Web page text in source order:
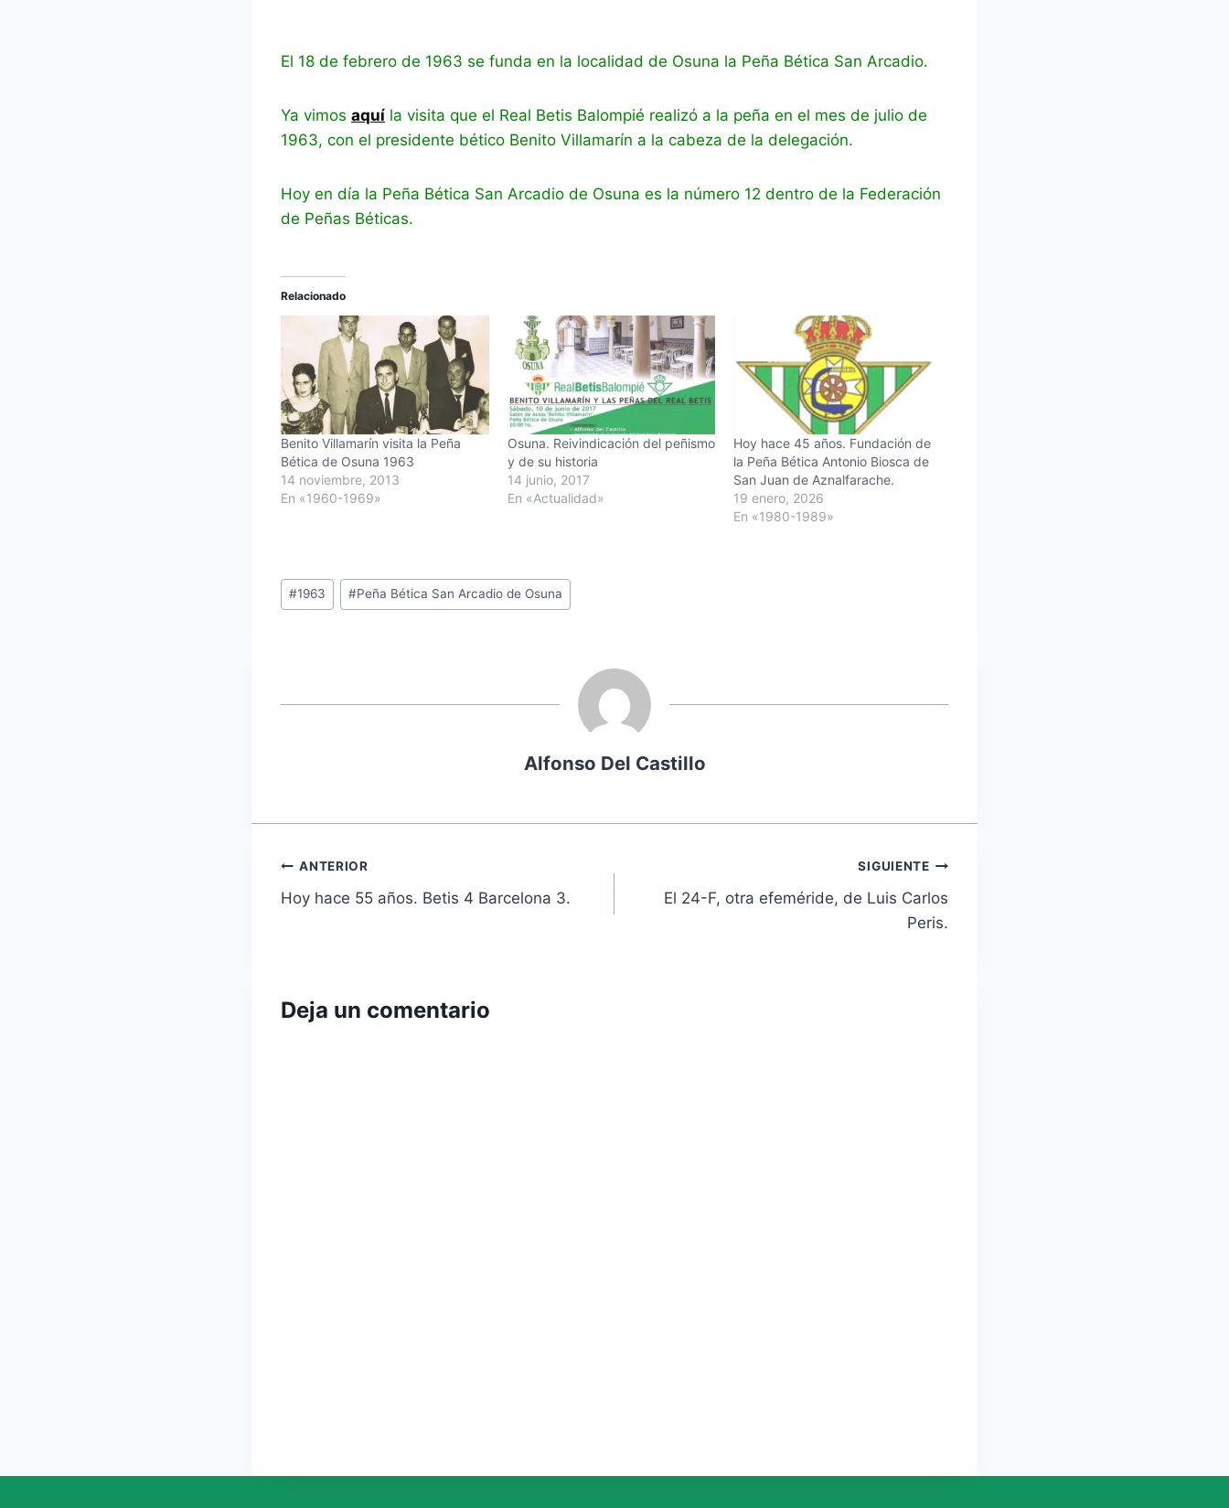
El 18 de febrero de 1963 se funda en la localidad de Osuna la Peña Bética San Arcadio.
Ya vimos aquí la visita que el Real Betis Balompié realizó a la peña en el mes de julio de
1963, con el presidente bético Benito Villamarín a la cabeza de la delegación.
Hoy en día la Peña Bética San Arcadio de Osuna es la número 12 dentro de la Federación
de Peñas Béticas.
Relacionado
Benito Villamarín visita la Peña
Bética de Osuna 1963
14 noviembre, 2013
En «1960-1969»
Osuna. Reivindicación del peñismo
y de su historia
14 junio, 2017
En «Actualidad»
Hoy hace 45 años. Fundación de
la Peña Bética Antonio Biosca de
San Juan de Aznalfarache.
19 enero, 2026
En «1980-1989»
Etiquetas
de
#1963 #Peña Bética San Arcadio de Osuna
Alfonso Del Castillo
Navegación
de
ANTERIOR
Hoy hace 55 años. Betis 4 Barcelona 3.
SIGUIENTE
El 24-F, otra efeméride, de Luis Carlos
Peris.
Deja un comentario